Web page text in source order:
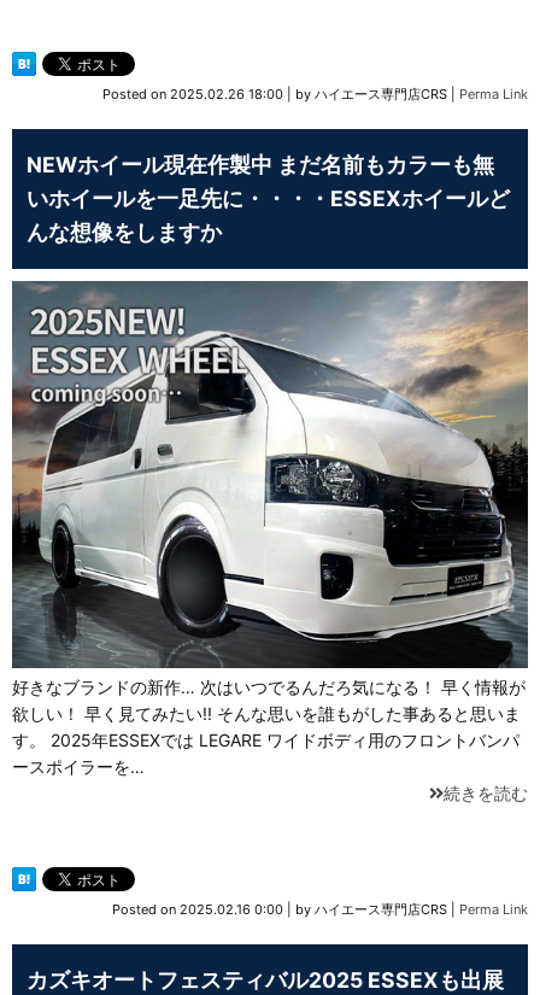
Posted on 2025.02.26 18:00 by ハイエース専門店CRS Perma Link
NEWホイール現在作製中 まだ名前もカラーも無
いホイールを一足先に・・・・ESSEXホイールど
んな想像をしますか
好きなブランドの新作… 次はいつでるんだろ気になる！ 早く情報が
欲しい！ 早く見てみたい!! そんな思いを誰もがした事あると思いま
す。 2025年ESSEXでは LEGARE ワイドボディ用のフロントバンパ
ースポイラーを…
続きを読む
Posted on 2025.02.16 0:00 by ハイエース専門店CRS Perma Link
カズキオートフェスティバル2025 ESSEXも出展